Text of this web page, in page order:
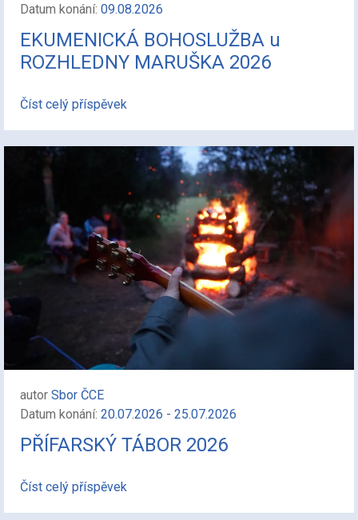
Datum konání: 09.08.2026
EKUMENICKÁ BOHOSLUŽBA u
ROZHLEDNY MARUŠKA 2026
Číst celý příspěvek
autor Sbor ČCE
Datum konání: 20.07.2026 - 25.07.2026
PŘÍFARSKÝ TÁBOR 2026
Číst celý příspěvek